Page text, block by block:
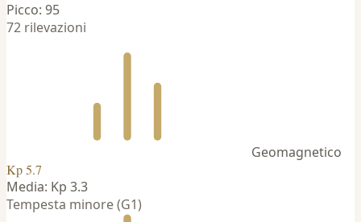
Picco: 95
72 rilevazioni
Geomagnetico
Kp 5.7
Media: Kp 3.3
Tempesta minore (G1)